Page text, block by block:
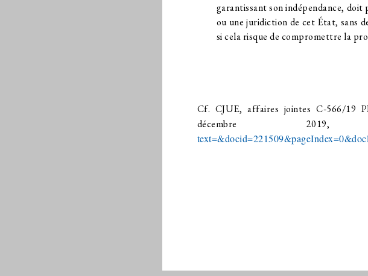
garantissant son indépendance,
ou une juridiction de cet État, sans
si cela risque de compromettre la
Cf. CJUE, affaires jointes C‑566/19
décembre